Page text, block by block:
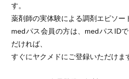
す。
薬剤師の実体験による調剤エピソー
medパス会員の方は、medパスID
だければ、
すぐにヤクメドにご登録いただけま